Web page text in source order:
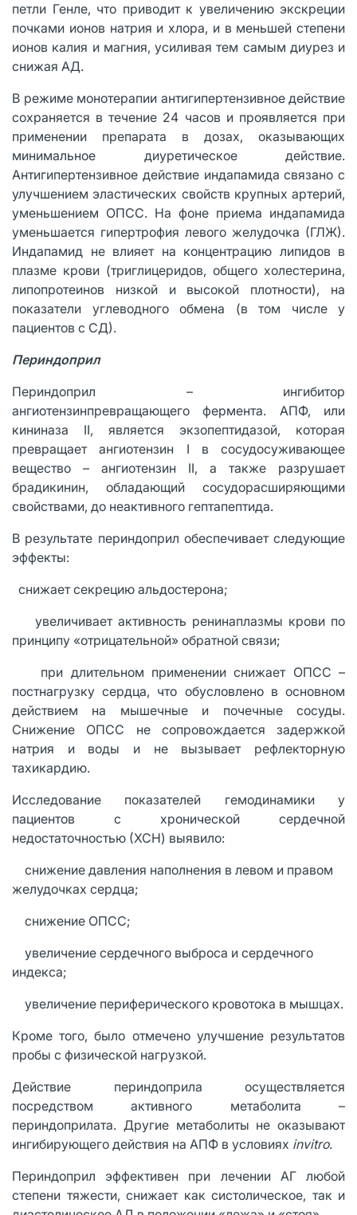
петли Генле, что приводит к увеличению экскреции
почками ионов натрия и хлора, и в меньшей степени
ионов калия и магния, усиливая тем самым диурез и
снижая АД.
В режиме монотерапии антигипертензивное действие
сохраняется в течение 24 часов и проявляется при
применении препарата в дозах, оказывающих
минимальное диуретическое действие.
Антигипертензивное действие индапамида связано с
улучшением эластических свойств крупных артерий,
уменьшением ОПСС. На фоне приема индапамида
уменьшается гипертрофия левого желудочка (ГЛЖ).
Индапамид не влияет на концентрацию липидов в
плазме крови (триглицеридов, общего холестерина,
липопротеинов низкой и высокой плотности), на
показатели углеводного обмена (в том числе у
пациентов с СД).
Периндоприл
Периндоприл – ингибитор
ангиотензинпревращающего фермента. АПФ, или
кининаза II, является экзопептидазой, которая
превращает ангиотензин I в сосудосуживающее
вещество – ангиотензин II, а также разрушает
брадикинин, обладающий сосудорасширяющими
свойствами, до неактивного гептапептида.
В результате периндоприл обеспечивает следующие
эффекты:
снижает секрецию альдостерона;
увеличивает активность ренинаплазмы крови по
принципу «отрицательной» обратной связи;
при длительном применении снижает ОПСС –
постнагрузку сердца, что обусловлено в основном
действием на мышечные и почечные сосуды.
Снижение ОПСС не сопровождается задержкой
натрия и воды и не вызывает рефлекторную
тахикардию.
Исследование показателей гемодинамики у
пациентов с хронической сердечной
недостаточностью (ХСН) выявило:
снижение давления наполнения в левом и правом
желудочках сердца;
снижение ОПСС;
увеличение сердечного выброса и сердечного
индекса;
увеличение периферического кровотока в мышцах.
Кроме того, было отмечено улучшение результатов
пробы с физической нагрузкой.
Действие периндоприла осуществляется
посредством активного метаболита –
периндоприлата. Другие метаболиты не оказывают
ингибирующего действия на АПФ в условиях invitro.
Периндоприл эффективен при лечении АГ любой
степени тяжести, снижает как систолическое, так и